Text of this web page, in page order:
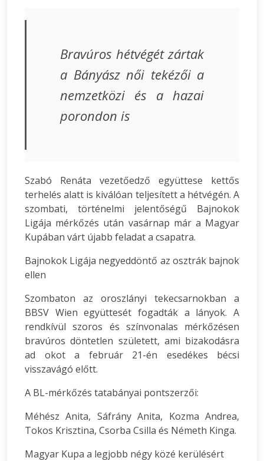
Bravúros hétvégét zártak
a Bányász női tekézői a
nemzetközi és a hazai
porondon is
Szabó Renáta vezetőedző együttese kettős
terhelés alatt is kiválóan teljesített a hétvégén. A
szombati, történelmi jelentőségű Bajnokok
Ligája mérkőzés után vasárnap már a Magyar
Kupában várt újabb feladat a csapatra.
Bajnokok Ligája negyeddöntő az osztrák bajnok
ellen
Szombaton az oroszlányi tekecsarnokban a
BBSV Wien együttesét fogadták a lányok. A
rendkívül szoros és színvonalas mérkőzésen
bravúros döntetlen született, ami bizakodásra
ad okot a február 21-én esedékes bécsi
visszavágó előtt.
A BL-mérkőzés tatabányai pontszerzői:
Méhész Anita, Sáfrány Anita, Kozma Andrea,
Tokos Krisztina, Csorba Csilla és Németh Kinga.
Magyar Kupa a legjobb négy közé kerülésért